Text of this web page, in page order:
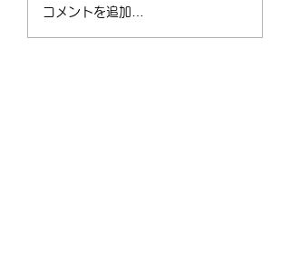
4/2（木）18:30〜
21:00 フリークラス
コメントを追加…